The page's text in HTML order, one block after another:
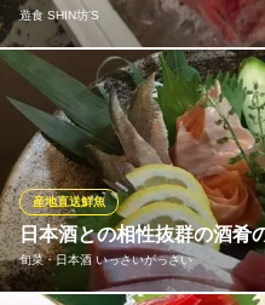
京王線府中駅 徒歩3分
東京都府中市宮西町1-15-5 関野屋ビル
遊食 SHIN坊’S
当店では、長崎県から直送さ
をご提供。刺し盛りや煮付け、
わえます。新鮮で身がしまっ
い。
遊食 SHIN坊’S
多摩駅近くの創作居酒屋
西武多摩川線多磨駅 徒歩2分
東京都府中市朝日町2-29-5
日本酒との相性抜群の酒肴
旬菜・日本酒 いっさいがっさい
産地直送鮮魚